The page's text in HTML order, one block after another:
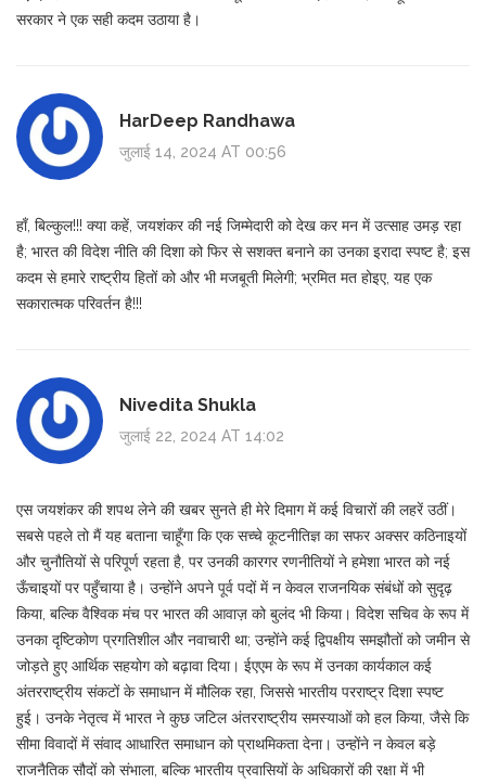
सरकार ने एक सही कदम उठाया है।
HarDeep Randhawa
जुलाई 14, 2024 AT 00:56
हाँ, बिल्कुल!!! क्या कहें, जयशंकर की नई जिम्मेदारी को देख कर मन में उत्साह उमड़ रहा
है; भारत की विदेश नीति की दिशा को फिर से सशक्त बनाने का उनका इरादा स्पष्ट है; इस
कदम से हमारे राष्ट्रीय हितों को और भी मजबूती मिलेगी; भ्रमित मत होइए, यह एक
सकारात्मक परिवर्तन है!!!
Nivedita Shukla
जुलाई 22, 2024 AT 14:02
एस जयशंकर की शपथ लेने की खबर सुनते ही मेरे दिमाग में कई विचारों की लहरें उठीं।
सबसे पहले तो मैं यह बताना चाहूँगा कि एक सच्चे कूटनीतिज्ञ का सफर अक्सर कठिनाइयों
और चुनौतियों से परिपूर्ण रहता है, पर उनकी कारगर रणनीतियों ने हमेशा भारत को नई
ऊँचाइयों पर पहुँचाया है। उन्होंने अपने पूर्व पदों में न केवल राजनयिक संबंधों को सुदृढ़
किया, बल्कि वैश्विक मंच पर भारत की आवाज़ को बुलंद भी किया। विदेश सचिव के रूप में
उनका दृष्टिकोण प्रगतिशील और नवाचारी था; उन्होंने कई द्विपक्षीय समझौतों को जमीन से
जोड़ते हुए आर्थिक सहयोग को बढ़ावा दिया। ईएएम के रूप में उनका कार्यकाल कई
अंतरराष्ट्रीय संकटों के समाधान में मौलिक रहा, जिससे भारतीय परराष्ट्र दिशा स्पष्ट
हुई। उनके नेतृत्व में भारत ने कुछ जटिल अंतरराष्ट्रीय समस्याओं को हल किया, जैसे कि
सीमा विवादों में संवाद आधारित समाधान को प्राथमिकता देना। उन्होंने न केवल बड़े
राजनैतिक सौदों को संभाला, बल्कि भारतीय प्रवासियों के अधिकारों की रक्षा में भी